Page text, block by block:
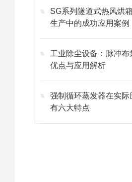
SG系列隧道式热风烘
生产中的成功应用案例
工业除尘设备：脉冲布
优点与应用解析
强制循环蒸发器在实际
有六大特点